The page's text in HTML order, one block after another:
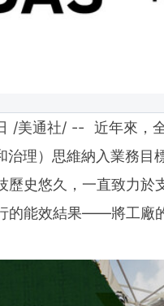
/美通社/ -- 近年來，
治理）思維納入業務目
歷史悠久，一直致力於
的能效結果——將工廠